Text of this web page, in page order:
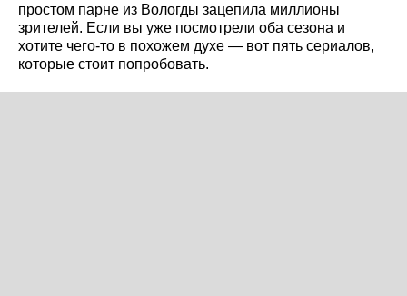
простом парне из Вологды зацепила миллионы
зрителей. Если вы уже посмотрели оба сезона и
хотите чего-то в похожем духе — вот пять сериалов,
которые стоит попробовать.